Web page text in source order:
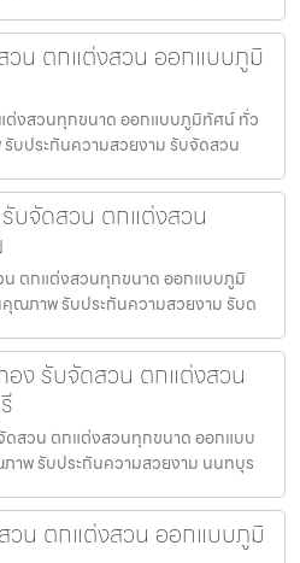
วน ตกแต่งสวน ออกแบบภูมิ
ต่งสวนทุกขนาด ออกแบบภูมิทัศน์ ทั่ว
บประกันความสวยงาม รับจัดสวน
บจัดสวน ตกแต่งสวน
น ตกแต่งสวนทุกขนาด ออกแบบภูมิ
คุณภาพ รับประกันความสวยงาม รับด
ง รับจัดสวน ตกแต่งสวน
สวน ตกแต่งสวนทุกขนาด ออกแบบ
าพ รับประกันความสวยงาม นนทบุร
วน ตกแต่งสวน ออกแบบภูมิ